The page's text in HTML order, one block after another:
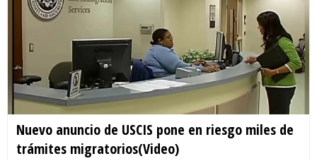
Nuevo anuncio de USCIS pone en riesgo miles de
trámites migratorios(Video)